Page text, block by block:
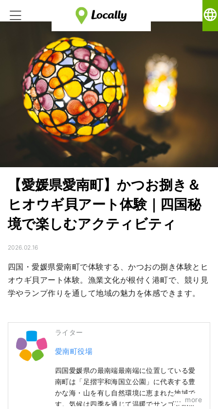
language
【愛媛県愛南町】かつお捌き＆
ヒオウギ貝アート体験｜四国秘
境で楽しむアクティビティ
2026.02.16
四国・愛媛県愛南町で体験する、かつおの捌き体験とヒ
オウギ貝アート体験。漁業文化が根付く港町で、競り見
学やランプ作りを通して地域の魅力を体感できます。
ライター
愛南町役場
四国愛媛県の最南端最南端に位置している愛
南町は「足摺宇和海国立公園」に代表する豊
かな海・山を有し自然環境に恵まれた地域で
す。気候は四季を通じて温暖でサンゴや熱帯
more